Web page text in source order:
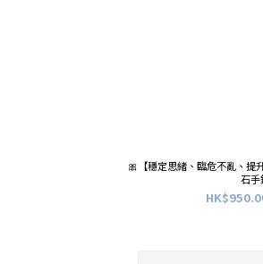
🎀【穩定思緒、臨危不亂、提
石